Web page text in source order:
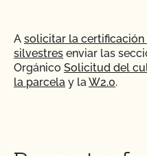
¿No OMG significa sin
A solicitar la
silvestres enviar las
Orgánico Solicitud del
la parcela y laW2.0.